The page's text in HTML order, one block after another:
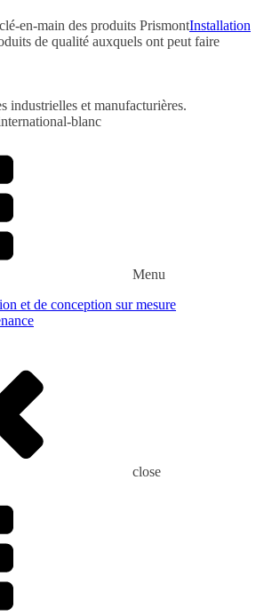
Installation
industrielles et manufacturières.
Menu
et de conception sur mesure
close